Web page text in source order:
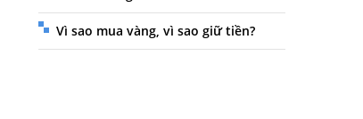
Vì sao mua vàng, vì sao giữ tiền?